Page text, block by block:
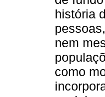
história
nem
como